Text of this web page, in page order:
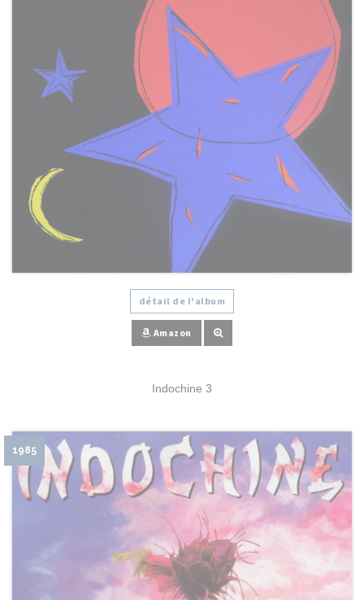
détail de l'album
Amazon
Indochine 3
1985